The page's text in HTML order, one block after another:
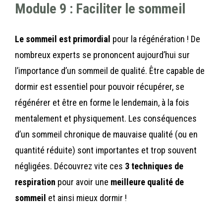
Module 9 : Faciliter le sommeil
Le sommeil est primordial pour la régénération ! De
nombreux experts se prononcent aujourd’hui sur
l’importance d’un sommeil de qualité. Être capable de
dormir est essentiel pour pouvoir récupérer, se
régénérer et être en forme le lendemain, à la fois
mentalement et physiquement. Les conséquences
d’un sommeil chronique de mauvaise qualité (ou en
quantité réduite) sont importantes et trop souvent
négligées. Découvrez vite ces 3 techniques de
respiration pour avoir une meilleure qualité de
sommeil et ainsi mieux dormir !